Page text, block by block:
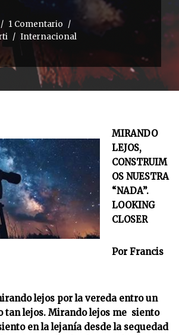
1 Comentario
Internacional
MIRANDO
LEJOS,
CONSTRUIM
OS NUESTRA
“NADA”.
LOOKING
CLOSER
Por Francis
lejos por la vereda entro un
tan lejos. Mirando lejos me siento
en la lejanía desde la sequedad